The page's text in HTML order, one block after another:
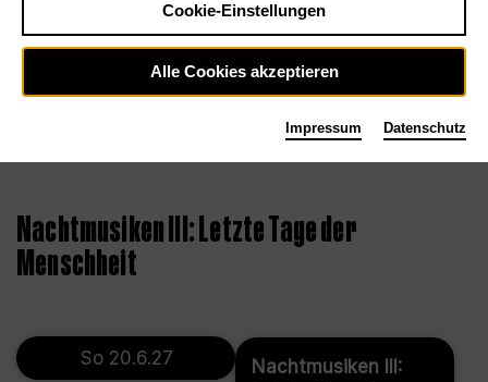
Nachtmusiken III: Letzte Tage der
Menschheit
So 20.6.27
Nachtmusiken III:
Cookie-Einstellungen
Alle Cookies akzeptieren
Impressum Datenschutz